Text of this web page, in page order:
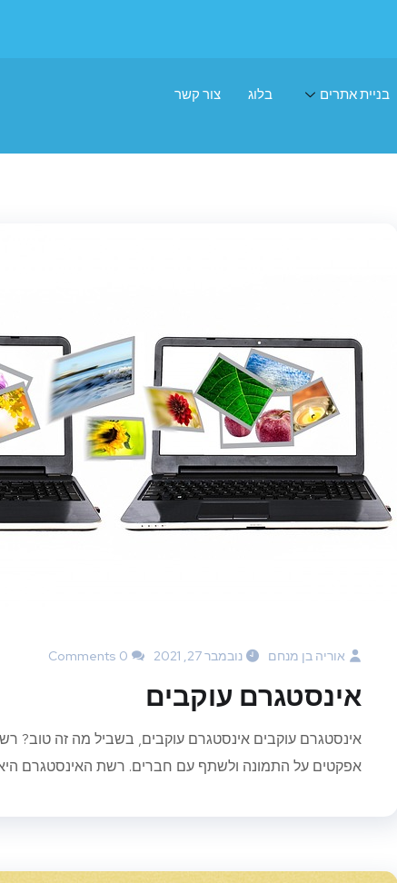
בניית אתרים בלוג צור קשר
אוריה בן מנחם נובמבר 27, 2021 0 Comments
אינסטגרם עוקבים
אינסטגרם עוקבים אינסטגרם עוקבים, בשביל מה זה טוב?
אפקטים על התמונה ולשתף עם חברים. רשת האינסטגרם